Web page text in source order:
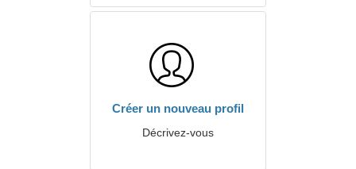
Créer un nouveau profil
Décrivez-vous